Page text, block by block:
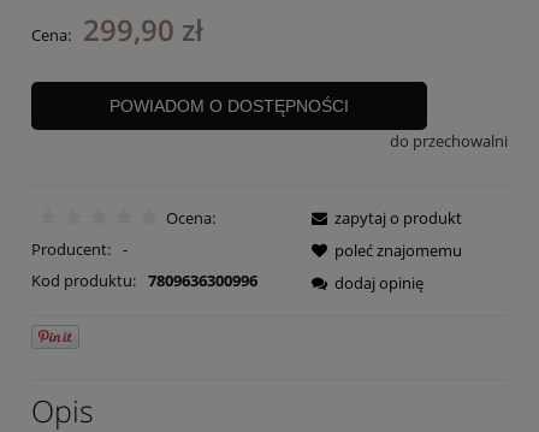
Cena: 299,90 zł
POWIADOM O DOSTĘPNOŚCI
do przechowalni
Ocena:
Producent: -
Kod produktu: 7809636300996
zapytaj o produkt
poleć znajomemu
dodaj opinię
Opis